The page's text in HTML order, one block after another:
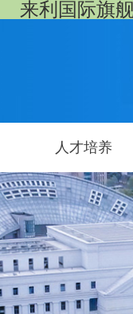
来利国际旗
人才培养